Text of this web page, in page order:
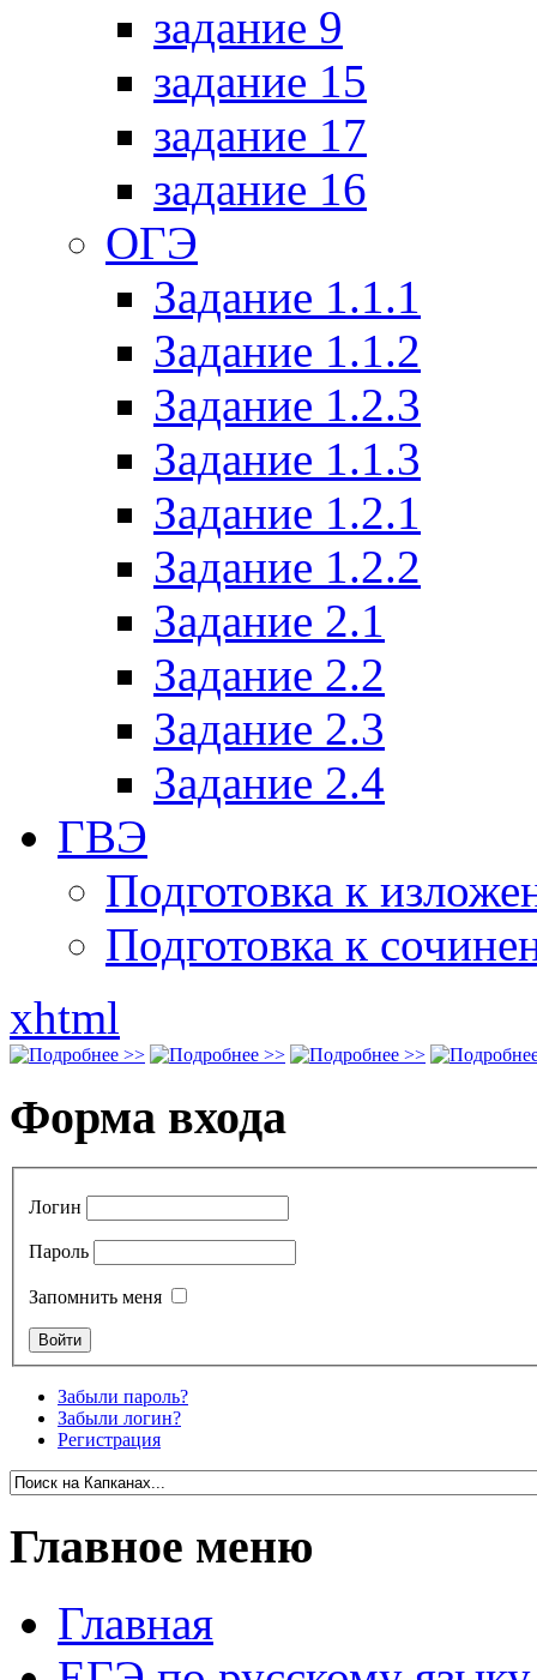
задание 9
задание 15
задание 17
задание 16
ОГЭ
Задание 1.1.1
Задание 1.1.2
Задание 1.2.3
Задание 1.1.3
Задание 1.2.1
Задание 1.2.2
Задание 2.1
Задание 2.2
Задание 2.3
Задание 2.4
ГВЭ
Подготовка к
Подготовка к
xhtml
Форма входа
Логин
Пароль
Запомнить меня
Забыли пароль?
Забыли логин?
Регистрация
Главное меню
Главная